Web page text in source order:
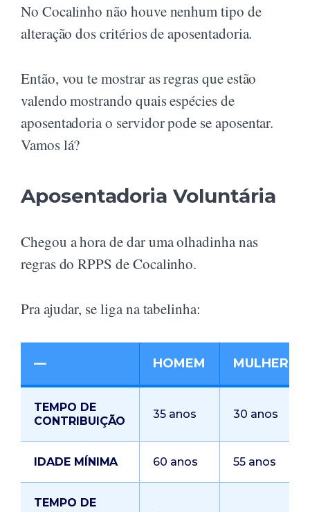
No Cocalinho não houve nenhum tipo de
alteração dos critérios de aposentadoria.
Então, vou te mostrar as regras que estão
valendo mostrando quais espécies de
aposentadoria o servidor pode se aposentar.
Vamos lá?
Aposentadoria Voluntária
Chegou a hora de dar uma olhadinha nas
regras do RPPS de Cocalinho.
Pra ajudar, se liga na tabelinha:
— HOMEM MULHER
TEMPO DE
CONTRIBUIÇÃO
35 anos 30 anos
IDADE MÍNIMA 60 anos 55 anos
TEMPO DE